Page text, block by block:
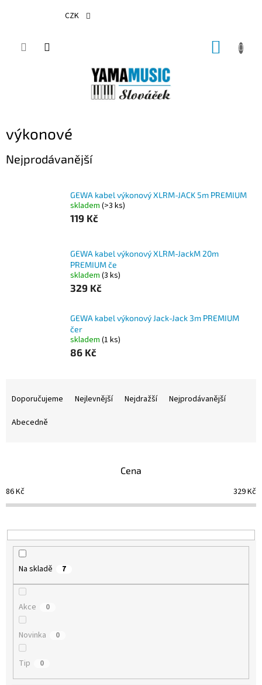
CZK
výkonové
Nejprodávanější
GEWA kabel výkonový XLRM-JACK 5m PREMIUM
skladem (>3 ks)
119 Kč
GEWA kabel výkonový XLRM-JackM 20m
PREMIUM če
skladem (3 ks)
329 Kč
GEWA kabel výkonový Jack-Jack 3m PREMIUM
čer
skladem (1 ks)
86 Kč
o
d
k
t
Doporučujeme Nejlevnější Nejdražší
Nejprodávanější
Abecedně
Cena
86Kč 329Kč
Na skladě 7
Akce 0
Novinka 0
Tip 0